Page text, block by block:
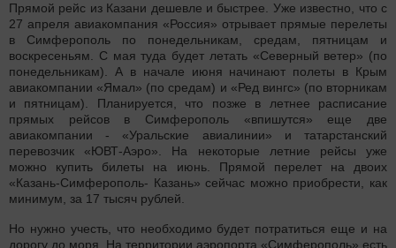
Прямой рейс из Казани дешевле и быстрее. Уже известно, что с
27 апреля авиакомпания «Россия» отрывает прямые перелеты
в Симферополь по понедельникам, средам, пятницам и
воскресеньям. С мая туда будет летать «Северный ветер» (по
понедельникам). А в начале июня начинают полеты в Крым
авиакомпании «Ямал» (по средам) и «Ред вингс» (по вторникам
и пятницам). Планируется, что позже в летнее расписание
прямых рейсов в Симферополь «впишутся» еще две
авиакомпании - «Уральские авиалинии» и татарстанский
перевозчик «ЮВТ-Аэро». На некоторые летние рейсы уже
можно купить билеты на июнь. Прямой перелет на двоих
«Казань-Симферополь- Казань» сейчас можно приобрести, как
минимум, за 17 тысяч рублей.
Но нужно учесть, что необходимо будет потратиться еще и на
дорогу до моря. На территории аэропорта «Симферополь» есть